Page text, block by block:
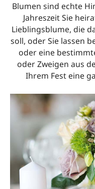
Blumen sind echte
Jahreszeit Sie
Lieblingsblume, die
soll, oder Sie lassen
oder eine
oder Zweigen aus
Ihrem Fest eine